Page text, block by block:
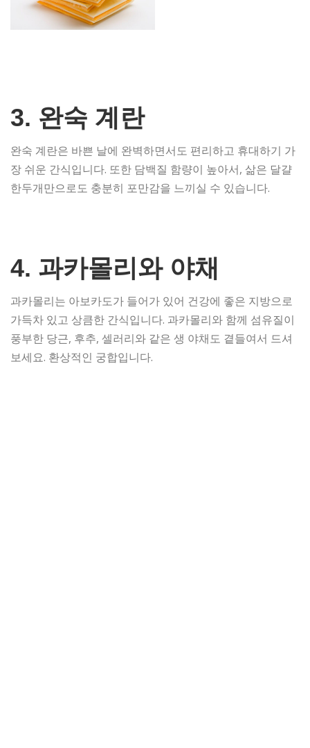
3. 완숙 계란
완숙 계란은 바쁜 날에 완벽하면서도 편리하고 휴대하기 가
장 쉬운 간식입니다. 또한 담백질 함량이 높아서, 삶은 달걀
한두개만으로도 충분히 포만감을 느끼실 수 있습니다.
4. 과카몰리와 야채
과카몰리는 아보카도가 들어가 있어 건강에 좋은 지방으로
가득차 있고 상큼한 간식입니다. 과카몰리와 함께 섬유질이
풍부한 당근, 후추, 셀러리와 같은 생 야채도 곁들여서 드셔
보세요. 환상적인 궁합입니다.